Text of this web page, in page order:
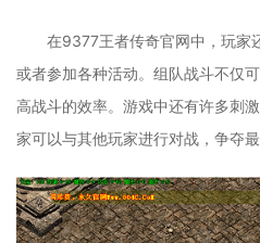
在9377王者传奇官网中，玩家
或者参加各种活动。组队战斗不仅
高战斗的效率。游戏中还有许多刺
家可以与其他玩家进行对战，争夺最